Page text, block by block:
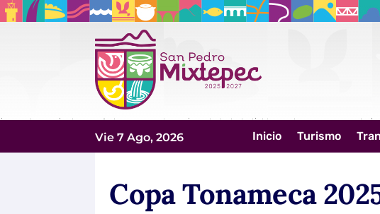
Vie 7 Ago, 2026 Inicio Turismo
Copa Tonameca